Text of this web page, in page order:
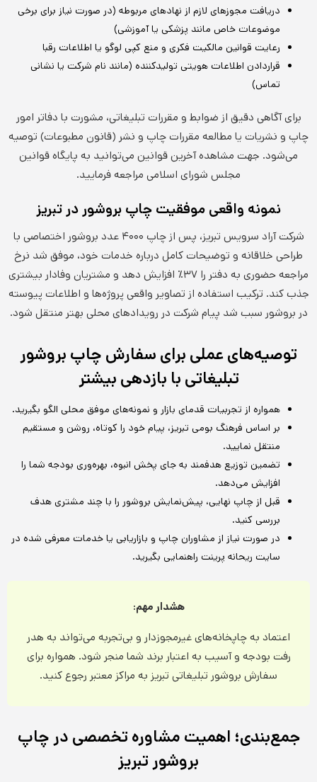
دریافت مجوزهای لازم از نهادهای مربوطه (در صورت نیاز برای برخی
موضوعات خاص مانند پزشکی یا آموزشی)
رعایت قوانین مالکیت فکری و منع کپی لوگو یا اطلاعات رقبا
قراردادن اطلاعات هویتی تولیدکننده (مانند نام شرکت یا نشانی
تماس)
برای آگاهی دقیق از ضوابط و مقررات تبلیغاتی، مشورت با دفاتر امور
چاپ و نشریات یا مطالعه مقررات چاپ و نشر (قانون مطبوعات) توصیه
می‌شود. جهت مشاهده آخرین قوانین می‌توانید به پایگاه قوانین
مجلس شورای اسلامی مراجعه فرمایید.
نمونه واقعی موفقیت چاپ بروشور در تبریز
شرکت آراد سرویس تبریز، پس از چاپ ۴۰۰۰ عدد بروشور اختصاصی با
طراحی خلاقانه و توضیحات کامل درباره خدمات خود، موفق شد نرخ
مراجعه حضوری به دفتر را ۳۷٪ افزایش دهد و مشتریان وفادار بیشتری
جذب کند. ترکیب استفاده از تصاویر واقعی پروژه‌ها و اطلاعات پیوسته
در بروشور سبب شد پیام شرکت در رویدادهای محلی بهتر منتقل شود.
توصیه‌های عملی برای سفارش چاپ بروشور
تبلیغاتی با بازدهی بیشتر
همواره از تجربیات قدمای بازار و نمونه‌های موفق محلی الگو بگیرید.
بر اساس فرهنگ بومی تبریز، پیام خود را کوتاه، روشن و مستقیم
منتقل نمایید.
تضمین توزیع هدفمند به جای پخش انبوه، بهره‌وری بودجه شما را
افزایش می‌دهد.
قبل از چاپ نهایی، پیش‌نمایش بروشور را با چند مشتری هدف
بررسی کنید.
در صورت نیاز از مشاوران چاپ و بازاریابی یا خدمات معرفی شده در
سایت ریحانه پرینت راهنمایی بگیرید.
هشدار مهم:
اعتماد به چاپخانه‌های غیرمجوزدار و بی‌تجربه می‌تواند به هدر
رفت بودجه و آسیب به اعتبار برند شما منجر شود. همواره برای
سفارش بروشور تبلیغاتی تبریز به مراکز معتبر رجوع کنید.
جمع‌بندی؛ اهمیت مشاوره تخصصی در چاپ
بروشور تبریز